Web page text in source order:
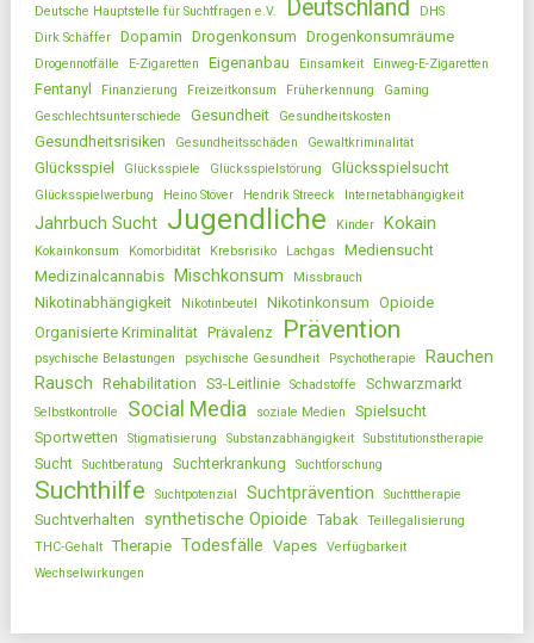
Deutsche Hauptstelle für Suchtfragen e.V. Deutschland
DHS
Dirk Schäffer
Dopamin Drogenkonsum Drogenkonsumräume
Drogennotfälle E-Zigaretten Eigenanbau Einsamkeit Einweg-E-Zigaretten
Fentanyl Finanzierung Freizeitkonsum Früherkennung
Gaming
Geschlechtsunterschiede
Gesundheit Gesundheitskosten
Gesundheitsrisiken Gesundheitsschäden Gewaltkriminalität
Glücksspiel Glücksspiele Glücksspielstörung Glücksspielsucht
Glücksspielwerbung Heino Stöver Hendrik Streeck Internetabhängigkeit
Jahrbuch Sucht Jugendliche Kinder Kokain
Kokainkonsum Komorbidität Krebsrisiko Lachgas
Mediensucht
Medizinalcannabis Mischkonsum Missbrauch
Nikotinabhängigkeit Nikotinbeutel Nikotinkonsum Opioide
Organisierte Kriminalität Prävalenz Prävention
psychische Belastungen psychische Gesundheit Psychotherapie
Rauchen
Rausch Rehabilitation S3-Leitlinie Schadstoffe Schwarzmarkt
Selbstkontrolle Social Media soziale Medien
Spielsucht
Sportwetten
Stigmatisierung Substanzabhängigkeit Substitutionstherapie
Sucht Suchtberatung Suchterkrankung Suchtforschung
Suchthilfe Suchtpotenzial Suchtprävention Suchttherapie
Suchtverhalten synthetische Opioide Tabak
Teillegalisierung
THC-Gehalt
Therapie Todesfälle Vapes
Verfügbarkeit
Wechselwirkungen